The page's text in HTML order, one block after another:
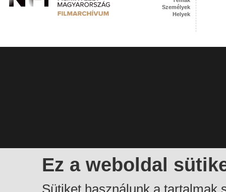
Ez a weboldal
Sütiket használunk a tartalmak
Személyek
Helyek